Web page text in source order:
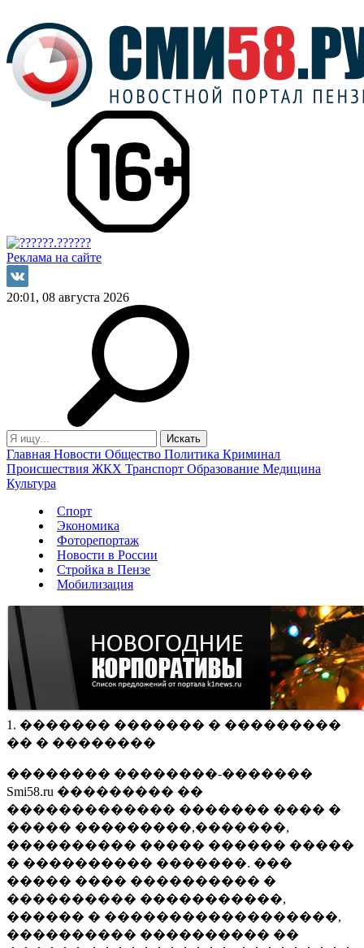
Реклама на сайте
20:01, 08 августа 2026
Главная Новости Общество Политика Криминал
Происшествия ЖКХ Транспорт Образование Медицина
Культура
Спорт
Экономика
Фоторепортаж
Новости в России
Стройка в Пензе
Мобилизация
1. ������� ������� � ���������
�� � ��������
�������� ��������-�������
Smi58.ru ��������� ��
������������� ������� ���� �
����� ���������,�������,
���������� ����� ������ �����
� ���������� �������. ���
����� ���� ���������� �
���������� �����������,
������ � ������������������,
���������� ���������� ��